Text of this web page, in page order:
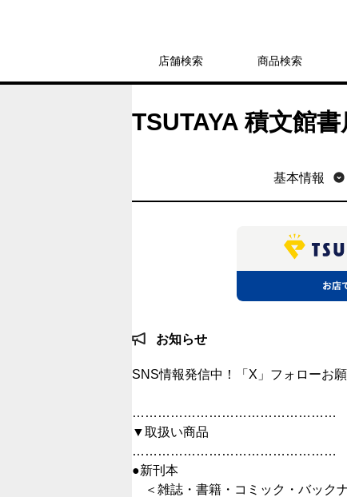
店舗検索 商品検索
TSUTAYA 積文館
基本情報
お知らせ
SNS情報発信中！「X」フォローお願
…………………………………………
▼取扱い商品
…………………………………………
●新刊本
＜雑誌・書籍・コミック・バック